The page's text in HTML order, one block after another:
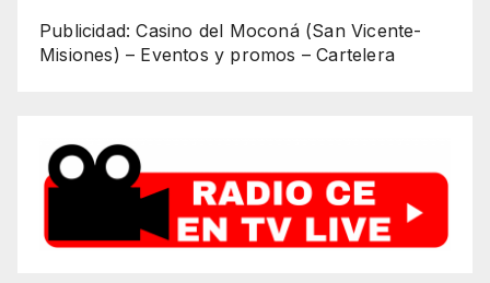
Publicidad: Casino del Moconá (San Vicente-
Misiones) – Eventos y promos – Cartelera